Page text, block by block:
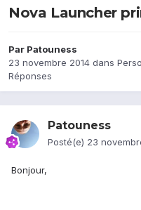
Nova Launcher
Par Patouness
23 novembre 2014 dans
Réponses
Patouness
Posté(e) 23
Bonjour,